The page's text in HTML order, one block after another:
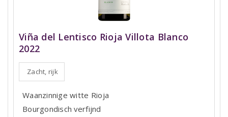
Viña del Lentisco Rioja Villota Blanco
2022
Zacht, rijk
Waanzinnige witte Rioja
Bourgondisch verfijnd